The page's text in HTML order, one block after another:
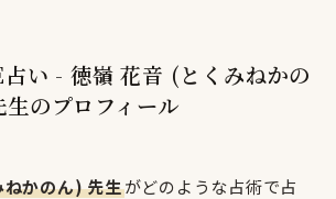
い - 徳嶺 花音 (とくみねかの
のプロフィール
かのん) 先生がどのような占術で占